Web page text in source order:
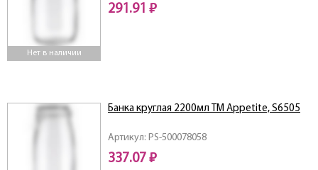
Нет в наличии
291.91 ₽
Артикул: PS-500078058
Банка круглая 2200мл ТМ Appetite, S6505
337.07 ₽